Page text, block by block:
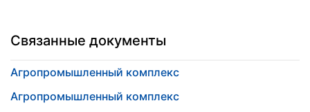
Связанные документы
Агропромышленный комплекс
Агропромышленный комплекс